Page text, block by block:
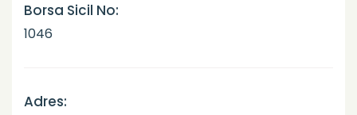
Borsa Sicil No:
1046
Adres: